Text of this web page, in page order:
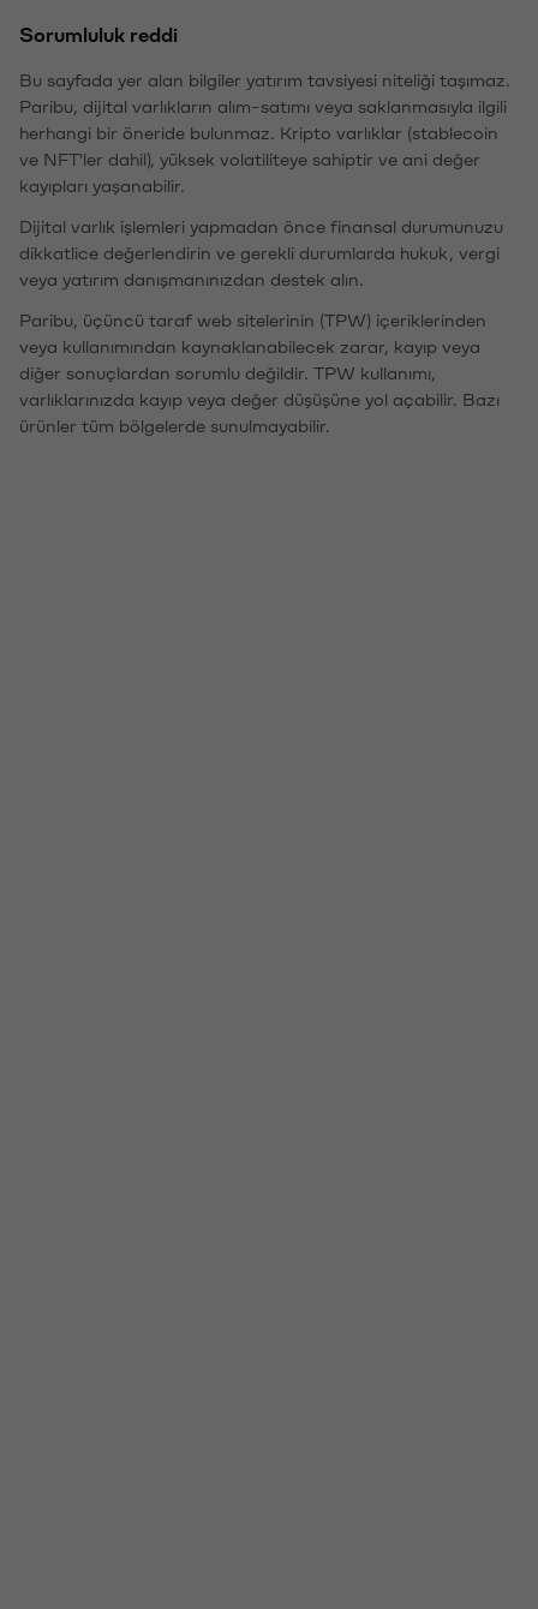
Sorumluluk reddi
Bu sayfada yer alan bilgiler yatırım tavsiyesi niteliği taşımaz.
Paribu, dijital varlıkların alım-satımı veya saklanmasıyla ilgili
herhangi bir öneride bulunmaz. Kripto varlıklar (stablecoin
ve NFT'ler dahil), yüksek volatiliteye sahiptir ve ani değer
kayıpları yaşanabilir.
Dijital varlık işlemleri yapmadan önce finansal durumunuzu
dikkatlice değerlendirin ve gerekli durumlarda hukuk, vergi
veya yatırım danışmanınızdan destek alın.
Paribu, üçüncü taraf web sitelerinin (TPW) içeriklerinden
veya kullanımından kaynaklanabilecek zarar, kayıp veya
diğer sonuçlardan sorumlu değildir. TPW kullanımı,
varlıklarınızda kayıp veya değer düşüşüne yol açabilir. Bazı
ürünler tüm bölgelerde sunulmayabilir.